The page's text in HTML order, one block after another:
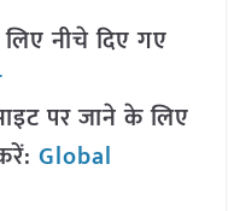
नीचे दिए गए
पर जाने के लिए
Global